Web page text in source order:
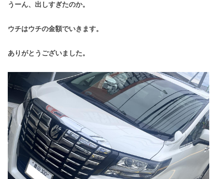
うーん、出しすぎたのか。
ウチはウチの金額でいきます。
ありがとうございました。